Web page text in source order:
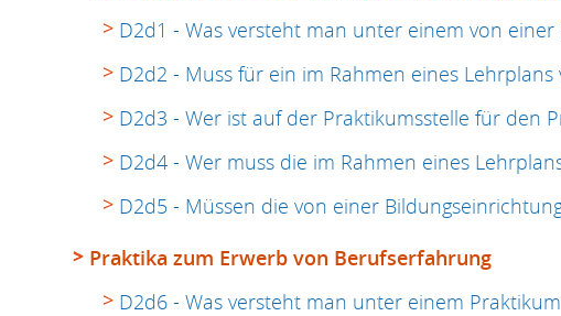
D2d1 - Was versteht man unter einem von
D2d2 - Muss für ein im Rahmen eines
D2d3 - Wer ist auf der Praktikumsstelle für den
D2d4 - Wer muss die im Rahmen eines
D2d5 - Müssen die von einer
Praktika zum Erwerb von Berufserfahrung
D2d6 - Was versteht man unter einem